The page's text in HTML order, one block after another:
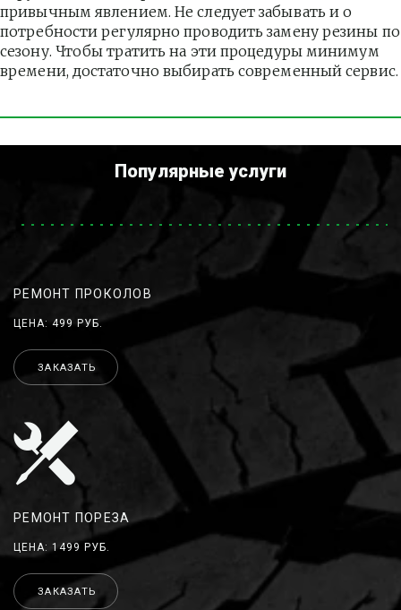
привычным явлением. Не следует забывать и о
потребности регулярно проводить замену резины по
сезону. Чтобы тратить на эти процедуры минимум
времени, достаточно выбирать современный сервис.
Популярные услуги
РЕМОНТ ПРОКОЛОВ
ЦЕНА: 499 РУБ.
ЗАКАЗАТЬ
РЕМОНТ ПОРЕЗА
ЦЕНА: 1499 РУБ.
ЗАКАЗАТЬ